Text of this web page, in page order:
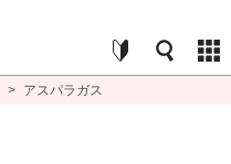
> アスパラガス